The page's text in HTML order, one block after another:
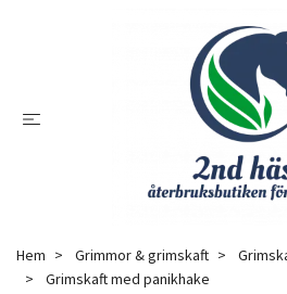
Hem Grimmor & grimskaft
Grimskaft med panikhake